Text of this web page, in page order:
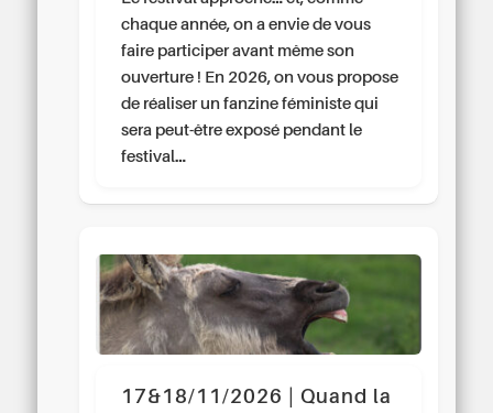
chaque année, on a envie de vous
faire participer avant même son
ouverture ! En 2026, on vous propose
de réaliser un fanzine féministe qui
sera peut-être exposé pendant le
festival…
17&18/11/2026 | Quand la